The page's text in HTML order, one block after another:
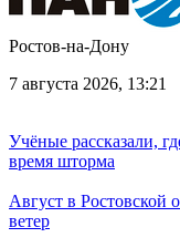
Ростов-на-Дону
7 августа 2026, 13:21
Учёные рассказали,
время шторма
Август в Ростовской
ветер